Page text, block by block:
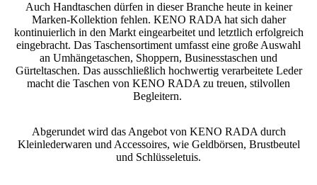
Auch Handtaschen dürfen in dieser Branche heute in keiner
Marken-Kollektion fehlen. KENO RADA hat sich daher
kontinuierlich in den Markt eingearbeitet und letztlich erfolgreich
eingebracht. Das Taschensortiment umfasst eine große Auswahl
an Umhängetaschen, Shoppern, Businesstaschen und
Gürteltaschen. Das ausschließlich hochwertig verarbeitete Leder
macht die Taschen von KENO RADA zu treuen, stilvollen
Begleitern.
Abgerundet wird das Angebot von KENO RADA durch
Kleinlederwaren und Accessoires, wie Geldbörsen, Brustbeutel
und Schlüsseletuis.